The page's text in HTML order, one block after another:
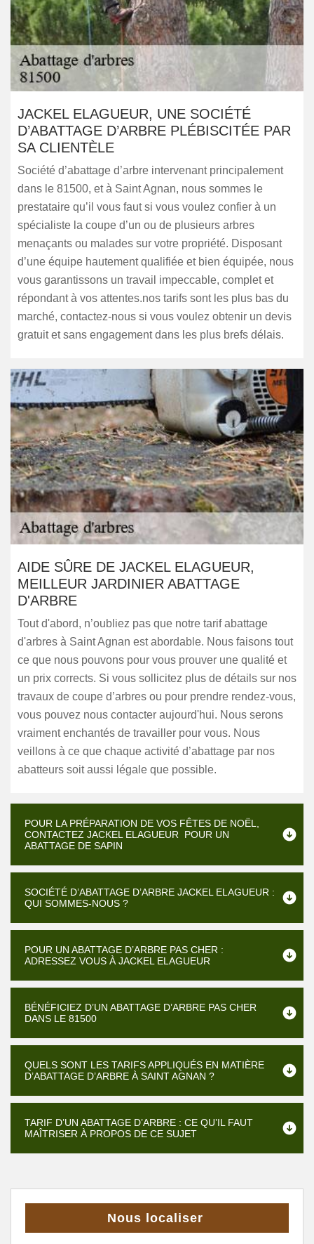
JACKEL ELAGUEUR, UNE SOCIÉTÉ
D’ABATTAGE D’ARBRE PLÉBISCITÉE PAR
SA CLIENTÈLE
Société d’abattage d’arbre intervenant principalement
dans le 81500, et à Saint Agnan, nous sommes le
prestataire qu’il vous faut si vous voulez confier à un
spécialiste la coupe d’un ou de plusieurs arbres
menaçants ou malades sur votre propriété. Disposant
d’une équipe hautement qualifiée et bien équipée, nous
vous garantissons un travail impeccable, complet et
répondant à vos attentes.nos tarifs sont les plus bas du
marché, contactez-nous si vous voulez obtenir un devis
gratuit et sans engagement dans les plus brefs délais.
AIDE SÛRE DE JACKEL ELAGUEUR,
MEILLEUR JARDINIER ABATTAGE
D'ARBRE
Tout d'abord, n’oubliez pas que notre tarif abattage
d'arbres à Saint Agnan est abordable. Nous faisons tout
ce que nous pouvons pour vous prouver une qualité et
un prix corrects. Si vous sollicitez plus de détails sur nos
travaux de coupe d’arbres ou pour prendre rendez-vous,
vous pouvez nous contacter aujourd'hui. Nous serons
vraiment enchantés de travailler pour vous. Nous
veillons à ce que chaque activité d’abattage par nos
abatteurs soit aussi légale que possible.
POUR LA PRÉPARATION DE VOS FÊTES DE NOËL,
CONTACTEZ JACKEL ELAGUEUR POUR UN
ABATTAGE DE SAPIN
SOCIÉTÉ D’ABATTAGE D’ARBRE JACKEL ELAGUEUR :
QUI SOMMES-NOUS ?
POUR UN ABATTAGE D’ARBRE PAS CHER :
ADRESSEZ VOUS À JACKEL ELAGUEUR
BÉNÉFICIEZ D’UN ABATTAGE D’ARBRE PAS CHER
DANS LE 81500
QUELS SONT LES TARIFS APPLIQUÉS EN MATIÈRE
D’ABATTAGE D’ARBRE À SAINT AGNAN ?
TARIF D’UN ABATTAGE D’ARBRE : CE QU’IL FAUT
MAÎTRISER À PROPOS DE CE SUJET
Nous localiser